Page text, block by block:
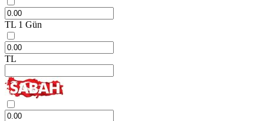
TL 1 Gün
TL